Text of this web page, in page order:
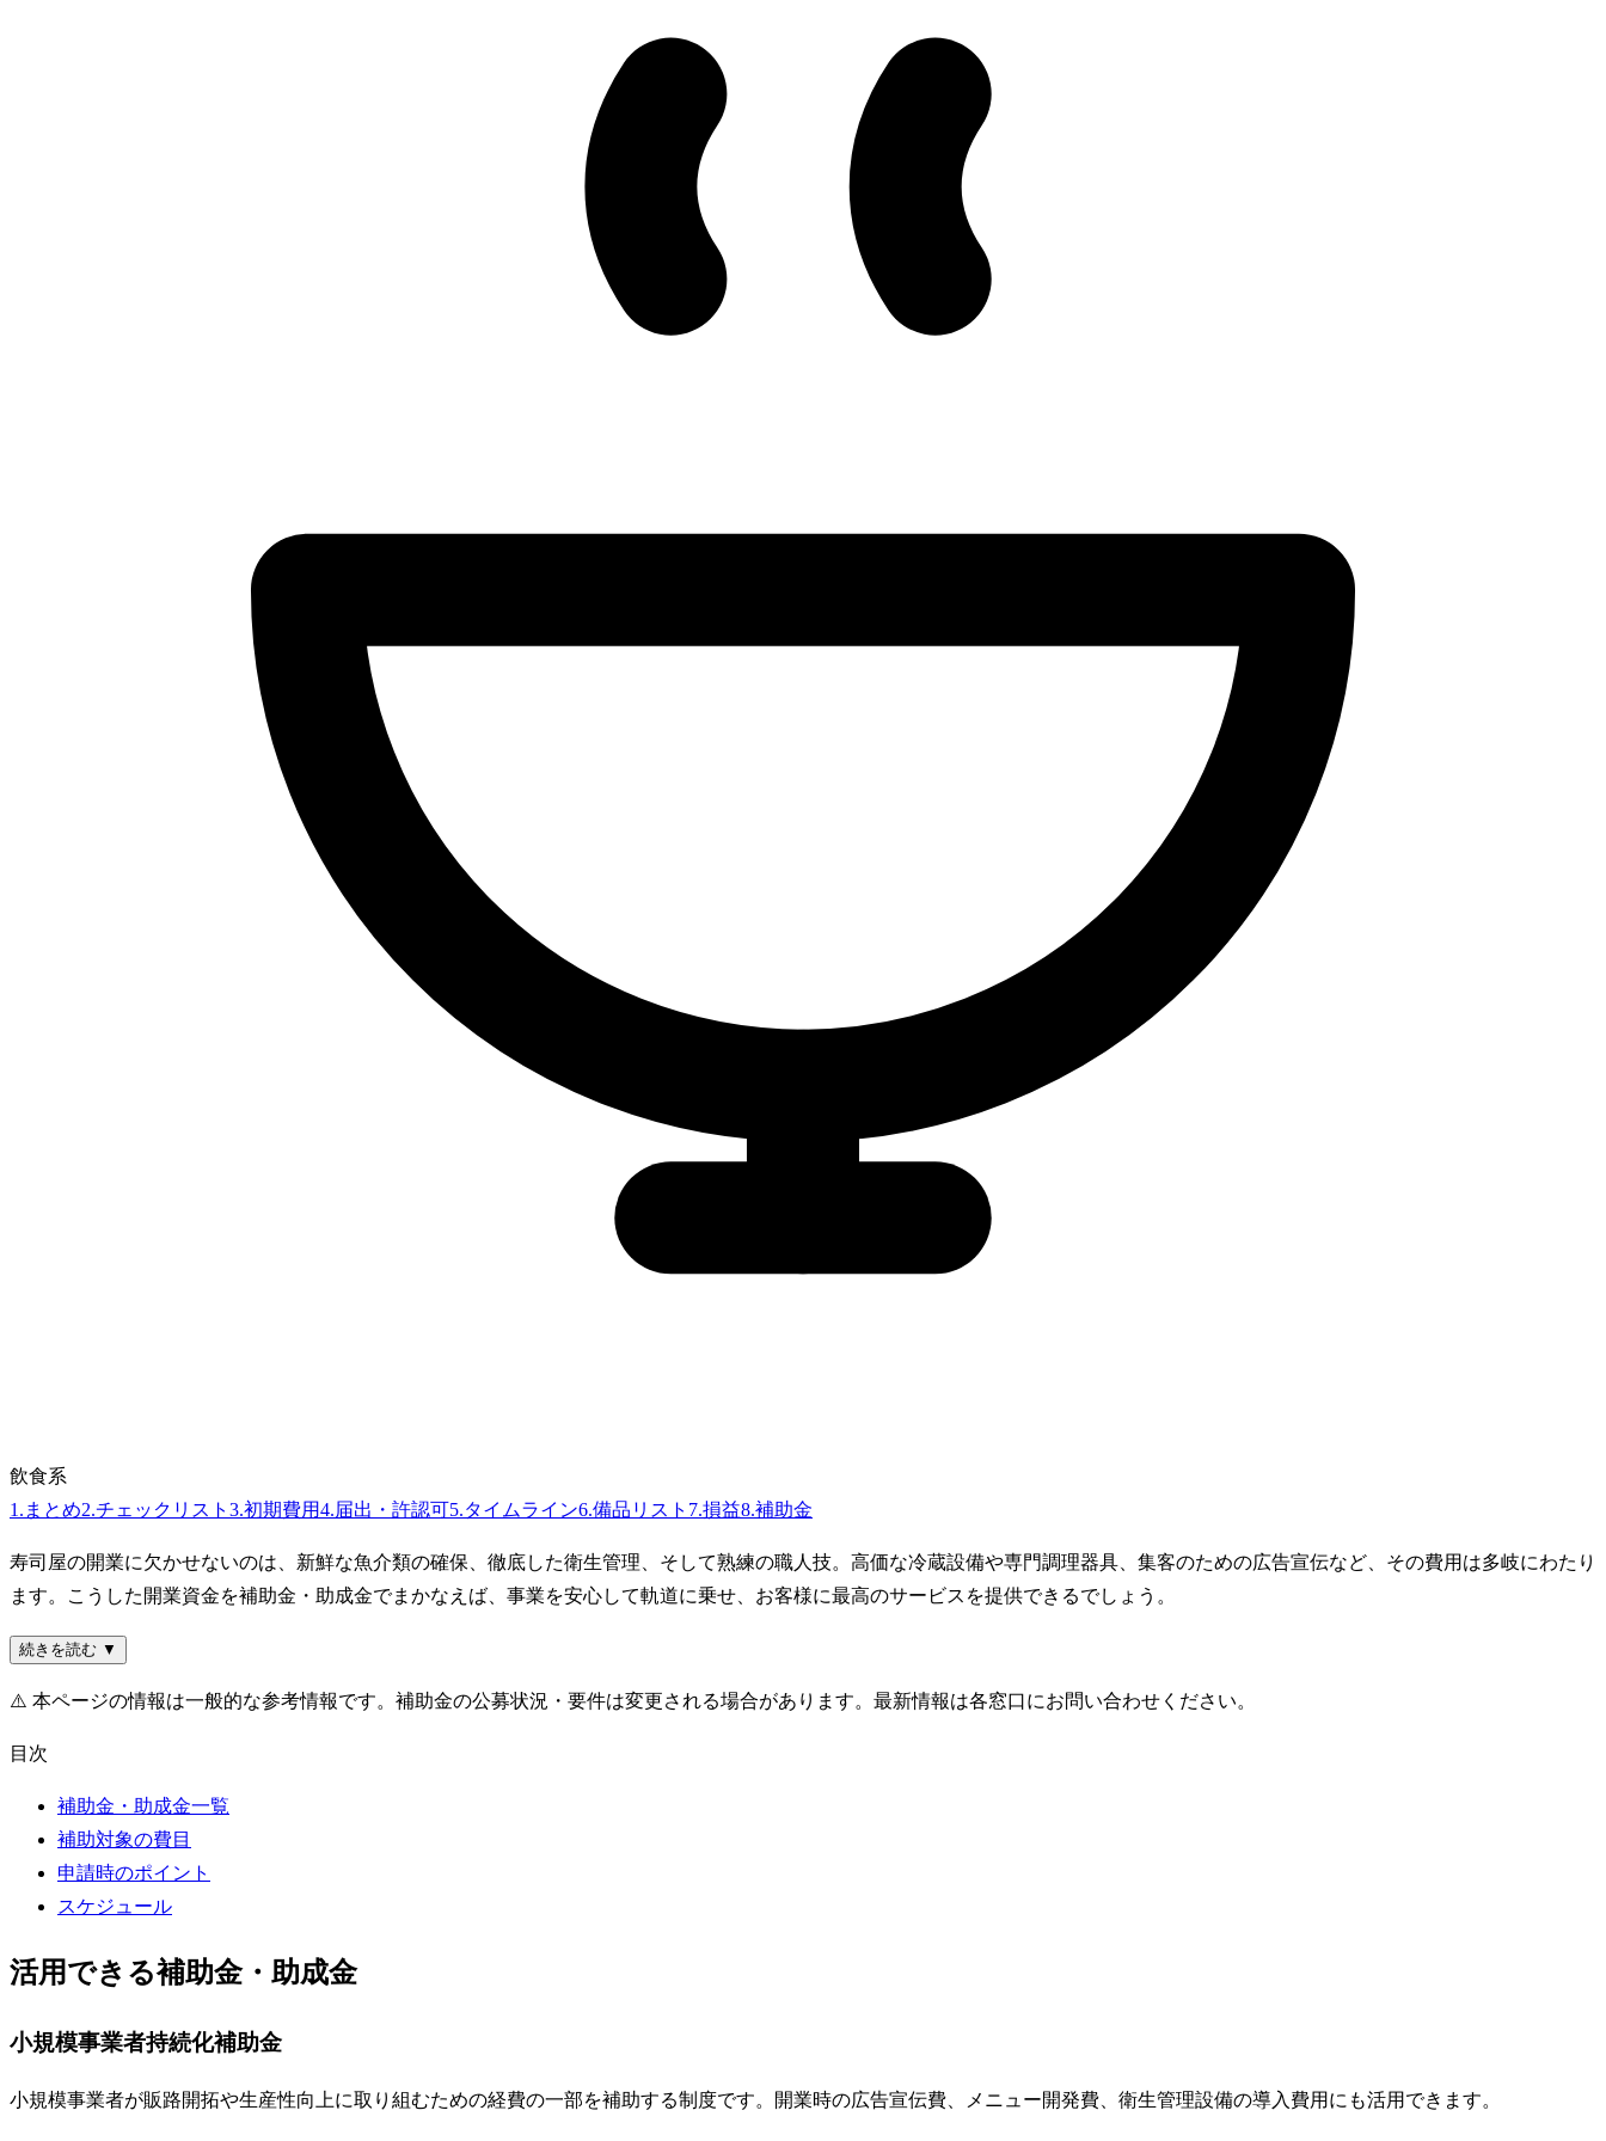
飲食系
1 . まとめ2.チェックリスト 3.初期費用4.届出・許認可5.タイムライン6.備品リスト 7.損益8.補助金
寿司屋の開業に欠かせないのは、新鮮な魚介類の確保、徹底した衛生管理、そして熟練の職人技。高価な冷蔵設備や専門調理器具、集客のための広告宣伝など、その費用は多岐にわたり
ます。こうした開業資金を補助金・助成金でまかなえば、事業を安心して軌道に乗せ、お客様に最高のサービスを提供できるでしょう。
続きを読む ▼
⚠️ 本ページの情報は一般的な参考情報です。補助金の公募状況・要件は変更される場合があります。最新情報は各窓口にお問い合わせください。
目次
補助金・助成金一覧
補助対象の費目
申請時のポイント
スケジュール
活用できる補助金・助成金
小規模事業者持続化補助金
小規模事業者が販路開拓や生産性向上に取り組むための経費の一部を補助する制度です。開業時の広告宣伝費、メニュー開発費、衛生管理設備の導入費用にも活用できます。